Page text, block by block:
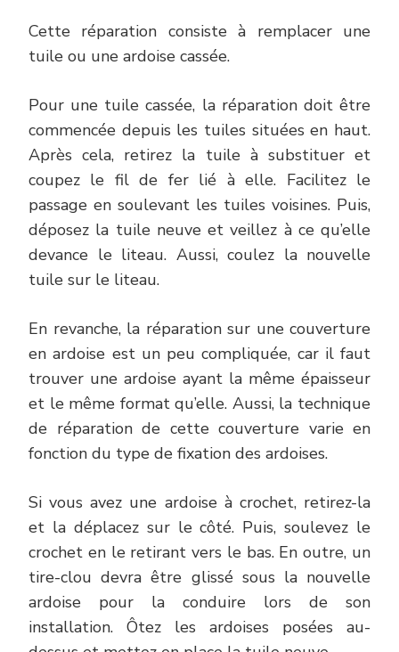
Cette réparation consiste à remplacer une
tuile ou une ardoise cassée.
Pour une tuile cassée, la réparation doit être
commencée depuis les tuiles situées en haut.
Après cela, retirez la tuile à substituer et
coupez le fil de fer lié à elle. Facilitez le
passage en soulevant les tuiles voisines. Puis,
déposez la tuile neuve et veillez à ce qu’elle
devance le liteau. Aussi, coulez la nouvelle
tuile sur le liteau.
En revanche, la réparation sur une couverture
en ardoise est un peu compliquée, car il faut
trouver une ardoise ayant la même épaisseur
et le même format qu’elle. Aussi, la technique
de réparation de cette couverture varie en
fonction du type de fixation des ardoises.
Si vous avez une ardoise à crochet, retirez-la
et la déplacez sur le côté. Puis, soulevez le
crochet en le retirant vers le bas. En outre, un
tire-clou devra être glissé sous la nouvelle
ardoise pour la conduire lors de son
installation. Ôtez les ardoises posées au-